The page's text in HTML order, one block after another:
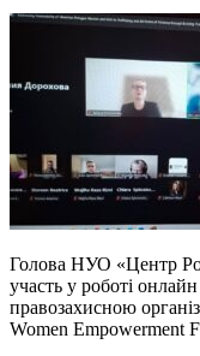
Голова НУО «Центр
участь у роботі
правозахисною
Women Empowerment